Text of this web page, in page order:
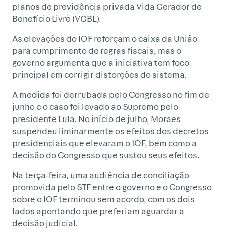
planos de previdência privada Vida Gerador de
Benefício Livre (VGBL).
As elevações do IOF reforçam o caixa da União
para cumprimento de regras fiscais, mas o
governo argumenta que a iniciativa tem foco
principal em corrigir distorções do sistema.
A medida foi derrubada pelo Congresso no fim de
junho e o caso foi levado ao Supremo pelo
presidente Lula. No início de julho, Moraes
suspendeu liminarmente os efeitos dos decretos
presidenciais que elevaram o IOF, bem como a
decisão do Congresso que sustou seus efeitos.
Na terça-feira, uma audiência de conciliação
promovida pelo STF entre o governo e o Congresso
sobre o IOF terminou sem acordo, com os dois
lados apontando que preferiam aguardar a
decisão judicial.